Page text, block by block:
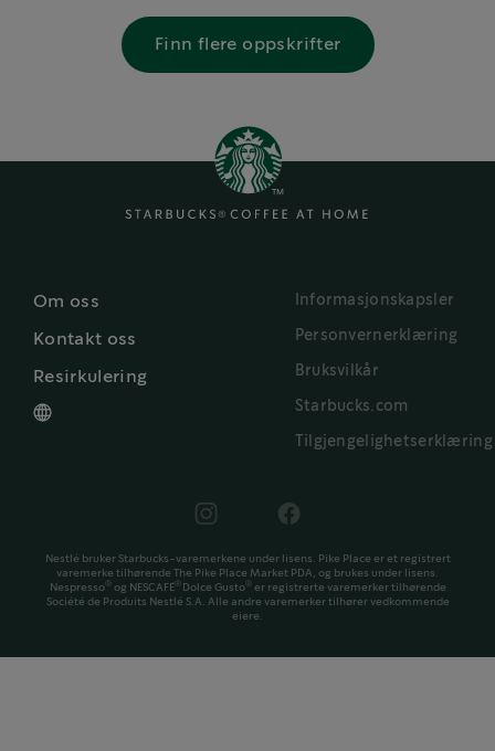
Finn flere oppskrifter
Om oss
Kontakt oss
Resirkulering
Informasjonskapsler
Personvernerklæring
Bruksvilkår
Starbucks.com
Tilgjengelighetserklæring
Nestlé bruker Starbucks-varemerkene under lisens. Pike Place er et registrert
varemerke tilhørende The Pike Place Market PDA, og brukes under lisens.
Nespresso®og NESCAFÉ®Dolce Gusto®er registrerte varemerker tilhørende
Société de Produits Nestlé S.A. Alle andre varemerker tilhører vedkommende
eiere.